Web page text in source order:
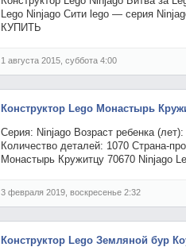
Lego Ninjago Сити lego — серия
КУПИТЬ
1 августа 2015, суббота 4:00
Конструктор Lego Монастырь
Серия: Ninjago Возраст ребенка
Количество деталей: 1070 Страна-
Монастырь Кружитцу 70670 Ninjago
3 февраля 2019, воскресенье 2:32
Конструктор Lego Земляной бур